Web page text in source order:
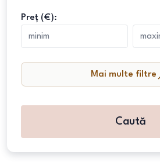
Preț (€):
Mai multe filtre
Caută